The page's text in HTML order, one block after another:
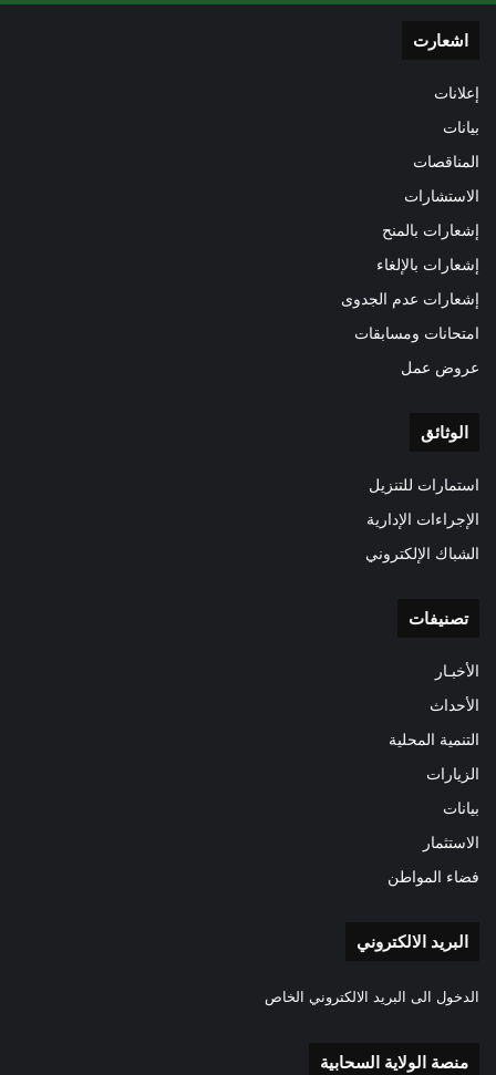
اشعارت
إعلانات
بيانات
المناقصات
الاستشارات
إشعارات بالمنح
إشعارات بالإلغاء
إشعارات عدم الجدوى
امتحانات ومسابقات
عروض عمل
الوثائق
استمارات للتنزيل
الإجراءات الإدارية
الشباك الإلكتروني
تصنيفات
الأخبـار
الأحداث
التنمية المحلية
الزيارات
بيانات
الاستثمار
فضاء المواطن
البريد الالكتروني
الدخول الى البريد الالكتروني الخاص
منصة الولاية السحابية